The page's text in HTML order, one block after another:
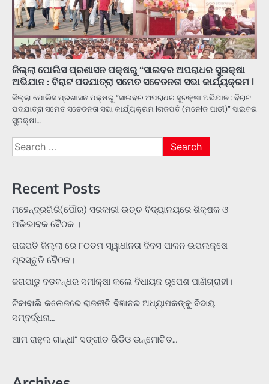
ଜିଲ୍ଲା ପୋଲିସ ପ୍ରଶାସନ ପକ୍ଷରୁ “ସାଇବର ଅପରାଧର ସୁରକ୍ଷା
ଅଭିଯାନ : ବିରାଟ ପଦଯାତ୍ରା ସମେତ ସଚେତନତା ସଭା କାର୍ଯ୍ୟକ୍ରମ l
ଜିଲ୍ଲା ପୋଲିସ ପ୍ରଶାସନ ପକ୍ଷରୁ “ସାଇବର ଅପରାଧର ସୁରକ୍ଷା ଅଭିଯାନ : ବିରାଟ
ପଦଯାତ୍ରା ସମେତ ସଚେତନତା ସଭା କାର୍ଯ୍ୟକ୍ରମ lଗଜପତି (ମନେlଜ ପାଢୀ)” ସାଇବର
ସୁରକ୍ଷା…
Search
for:
Recent Posts
ମହେନ୍ଦ୍ରଗିରି(ପୌର) ସରକାରୀ ଉଚ୍ଚ ବିଦ୍ୟାଳୟରେ ଶିକ୍ଷକ ଓ
ଅଭିଭାବକ ବୈଠକ ।
ଗଜପତି ଜିଲ୍ଲା ରେ ୮୦ତମ ସ୍ୱାଧୀନତା ଦିବସ ପାଳନ ଉପଲକ୍ଷେ
ପ୍ରସ୍ତୁତି ବୈଠକ।
ଜଗପାଡୁ ବଡବନ୍ଧର ସମୀକ୍ଷା କଲେ ବିଧାୟକ ରୂପେଶ ପାଣିଗ୍ରାହୀ।
ଟିକାବାଲି କଲେଜରେ ରାଜନୀତି ବିଜ୍ଞାନର ଅଧ୍ୟାପକଙ୍କୁ ବିଦାୟ
ସମ୍ବର୍ଦ୍ଧନା…
ଆମ ରାହୁଲ ଗାନ୍ଧୀ” ସଙ୍ଗୀତ ଭିଡିଓ ଉନ୍ମୋଚିତ…